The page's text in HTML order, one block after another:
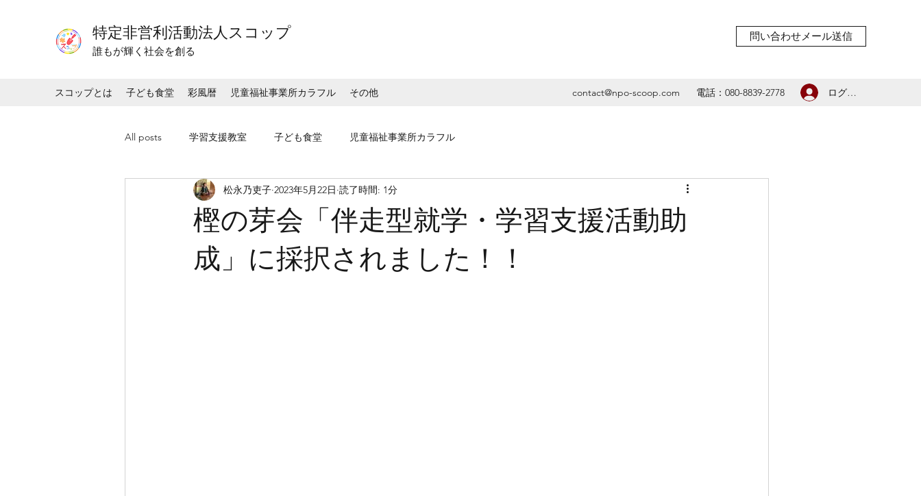
特定非営利活動法人スコップ
​​誰もが輝く社会を創る
問い合わせメール送信
スコップとは 子ども食堂 彩風暦 児童福祉事業所カラフル その他 contact@npo-scoop.com 電話：080-8839-2778 ログイン
All posts 学習支援教室 子ども食堂 児童福祉事業所カラフル
樫の芽会「伴走型就学・学習支援活動助
成」に採択されました！！
松永乃吏子 2023年5月22日 読了時間: 1分